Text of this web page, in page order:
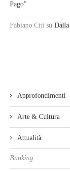
Pago”
Fabiano Citi su Dalla
Approfondimenti
Arte & Cultura
Attualità
Banking